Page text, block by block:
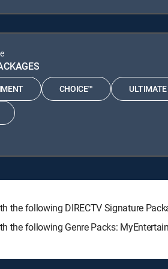
CHOICE™ ULTIMATE
the following DIRECTV Signature
the following Genre Packs: